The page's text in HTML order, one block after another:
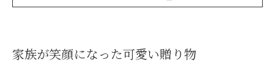
家族が笑顔になった可愛い贈り物